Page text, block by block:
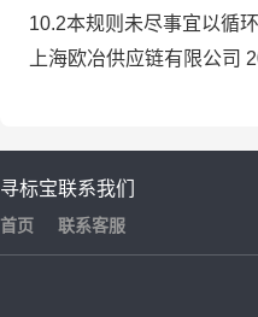
10.2本规则未尽事宜以循
上海欧冶供应链有限公司
寻标宝
首页
联系我们
联系客服